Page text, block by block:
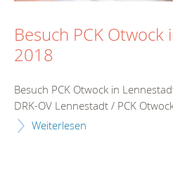
Besuch PCK
2018
Besuch PCK Otwock in
DRK-OV Lennestadt / PCK
Weiterlesen